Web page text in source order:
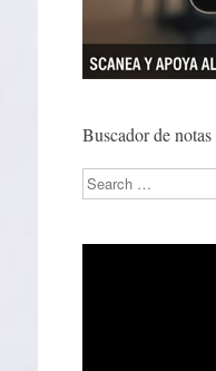
Buscador de notas
Search